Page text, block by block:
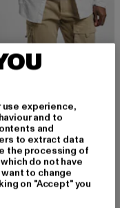
Alleskönner für
Kleidungsstück,
experience,
and to
and
to extract data
the processing of
do not have
to change
on "Accept" you